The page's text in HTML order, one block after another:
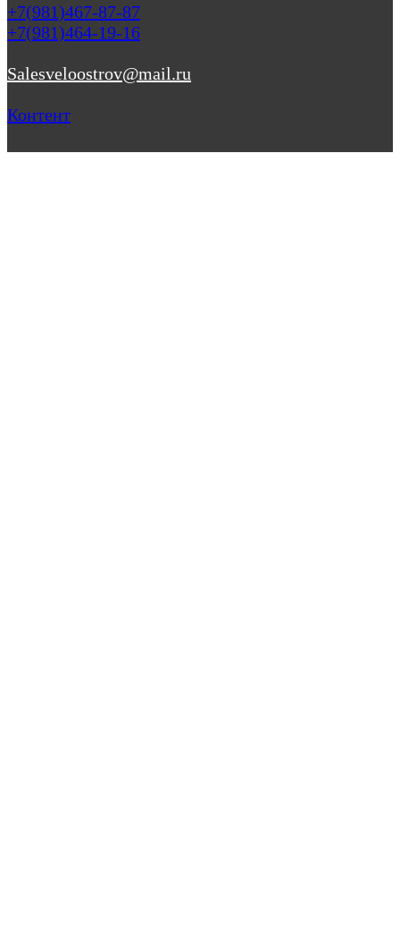
+7(981)467-87-87
+7(981)464-19-16
Salesveloostrov@mail.ru
Контент